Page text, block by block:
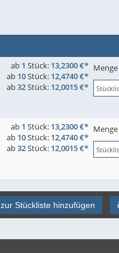
ab 1 Stück: 13,2300 €*
ab 10Stück: 12,4740 €*
ab32Stück: 12,0015 €*
Menge
ab 1 Stück: 13,2300 €*
ab 10Stück: 12,4740 €*
ab32Stück: 12,0015 €*
Menge
zur Stückliste hinzufügen